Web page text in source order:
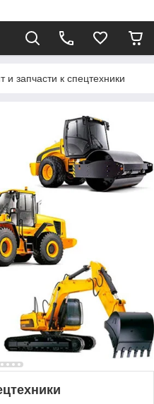
и запчасти к спецтехники